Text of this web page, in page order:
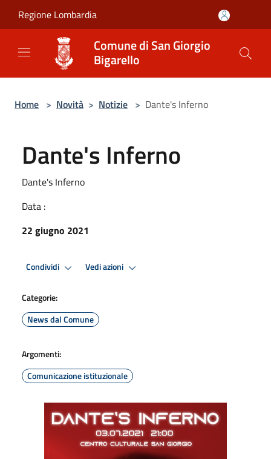
Regione Lombardia
Comune di San Giorgio
Bigarello
Home > Novità > Notizie > Dante's Inferno
Dante's Inferno
Dante's Inferno
Data :
22 giugno 2021
Condividi Vedi azioni
Categorie:
News dal Comune
Argomenti:
Comunicazione istituzionale